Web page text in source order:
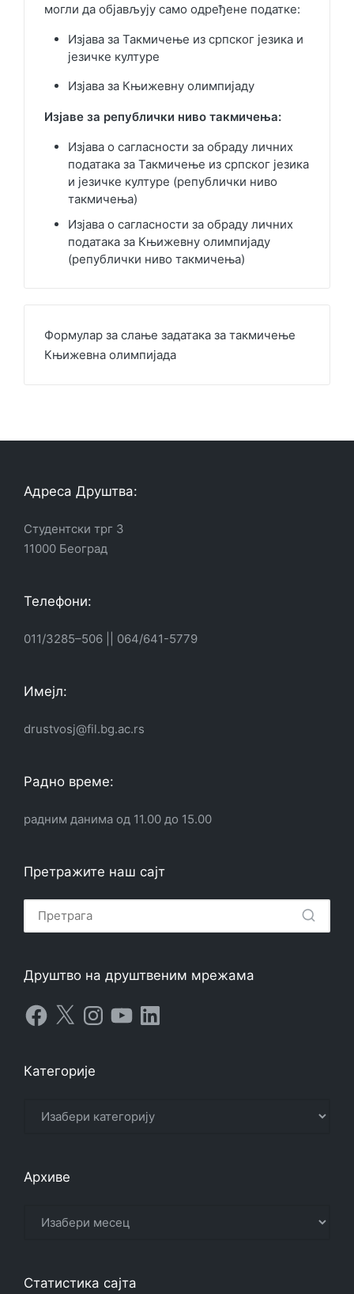
могли да објављују само одређене податке:
Изјава за Такмичење из српског језика и
језичке културе
Изјава за Књижевну олимпијаду
Изјаве за републички ниво такмичења:
Изјава о сагласности за обраду личних
података за Такмичење из српског језика
и језичке културе (републички ниво
такмичења)
Изјава о сагласности за обраду личних
података за Књижевну олимпијаду
(републички ниво такмичења)
Формулар за слање задатака за такмичење
Књижевна олимпијада
Адреса Друштва:
Студентски трг 3
11000 Београд
Телефони:
011/3285–506 064/641-5779
Имејл:
drustvosj@fil.bg.ac.rs
Радно време:
радним данима од 11.00 до 15.00
Претражите наш сајт
Друштво на друштвеним мрежама
Facebook
X InstagramYouTubeLinkedIn
Категорије
Архиве
Статистика сајта